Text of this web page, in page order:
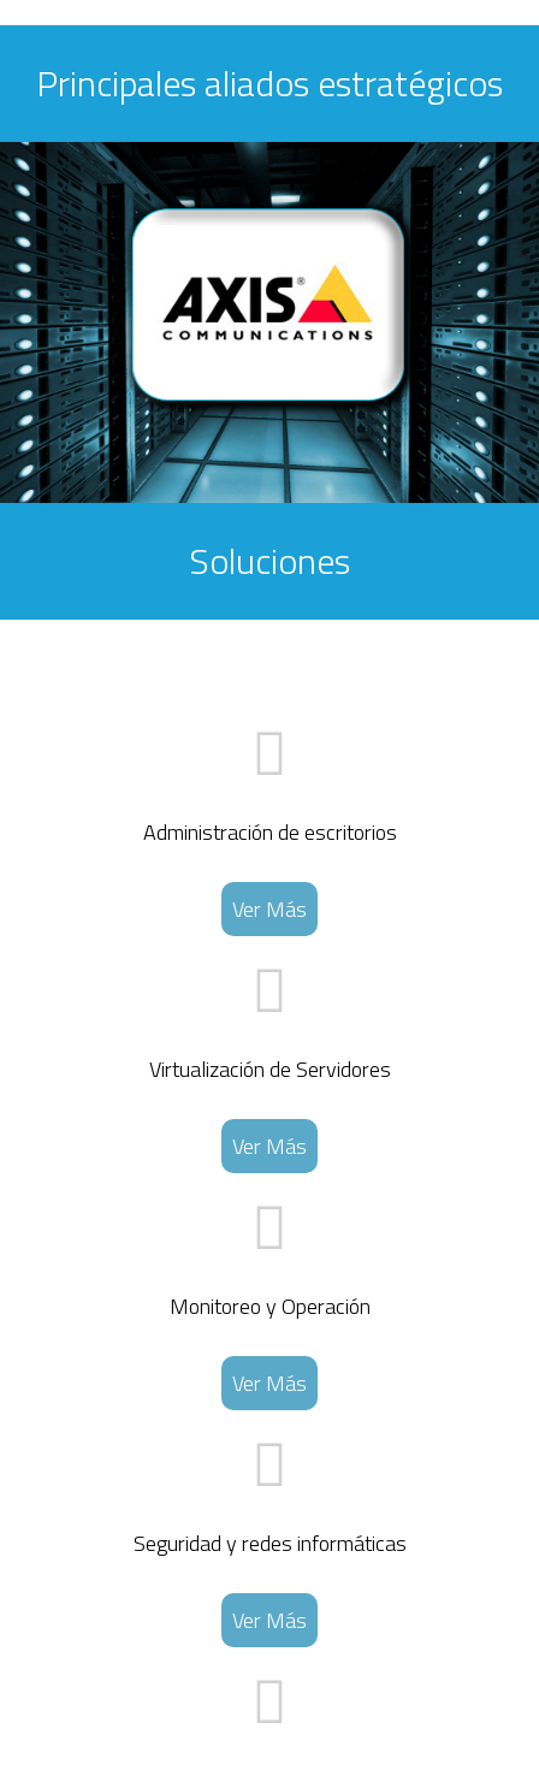
Principales aliados estratégicos
Soluciones
Administración de escritorios
Ver Más
Virtualización de Servidores
Ver Más
Monitoreo y Operación
Ver Más
Seguridad y redes informáticas
Ver Más